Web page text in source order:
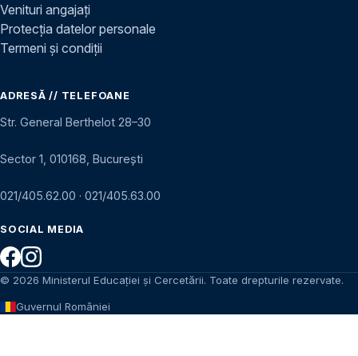
Venituri angajați
Protecția datelor personale
Termeni și condiții
ADRESĂ // TELEFOANE
Str. General Berthelot 28–30
Sector 1, 010168, București
021/405.62.00 · 021/405.63.00
SOCIAL MEDIA
© 2026 Ministerul Educației și Cercetării. Toate drepturile rezervate.
Guvernul României